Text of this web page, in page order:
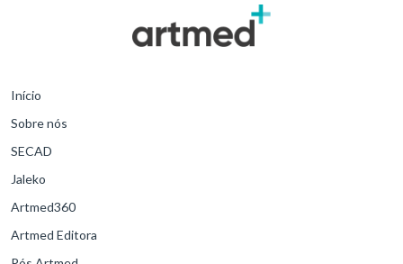
Início
Sobre nós
SECAD
Jaleko
Artmed360
Artmed Editora